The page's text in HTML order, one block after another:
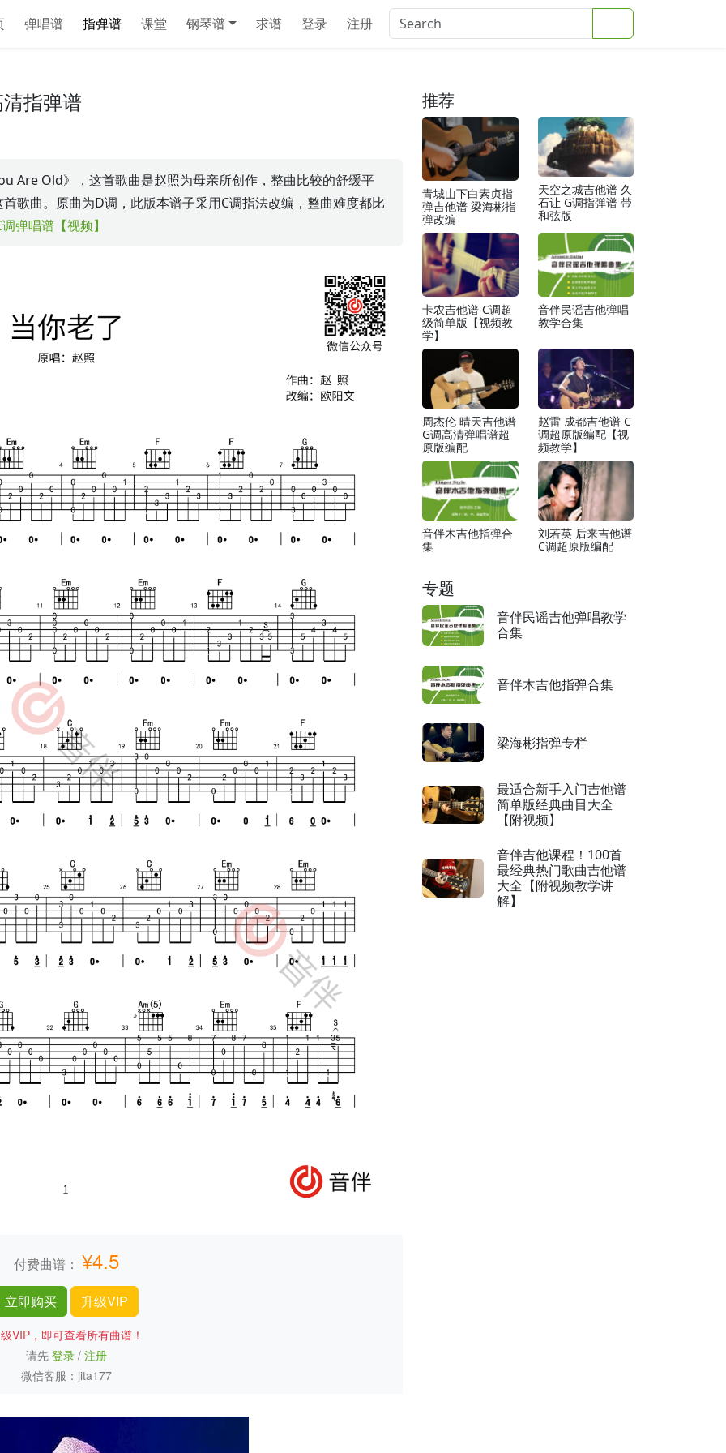
弹唱谱 指弹谱 课堂 钢琴谱 求谱 登录 注册
指弹谱
Are Old》，这首歌曲是赵照为母亲所创作，整曲比较的舒缓平
歌曲。原曲为D调，此版本谱子采用C调指法改编，整曲难度都比
弹唱谱【视频】
付费曲谱： ¥4.5
立即购买 升级VIP
VIP，即可查看所有曲谱！
请先 登录/ 注册
微信客服：jita177
推荐
青城山下白素贞指
弹吉他谱 梁海彬指
弹改编
天空之城吉他谱 久
石让 G调指弹谱 带
和弦版
卡农吉他谱 C调超
级简单版【视频教
学】
音伴民谣吉他弹唱
教学合集
周杰伦 晴天吉他谱
G调高清弹唱谱超
原版编配
赵雷 成都吉他谱 C
调超原版编配【视
频教学】
音伴木吉他指弹合
集
刘若英 后来吉他谱
C调超原版编配
专题
音伴民谣吉他弹唱教学
合集
音伴木吉他指弹合集
梁海彬指弹专栏
最适合新手入门吉他谱
简单版经典曲目大全
【附视频】
音伴吉他课程！100首
最经典热门歌曲吉他谱
大全【附视频教学讲
解】